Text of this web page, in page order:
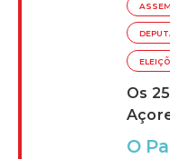
Os
O